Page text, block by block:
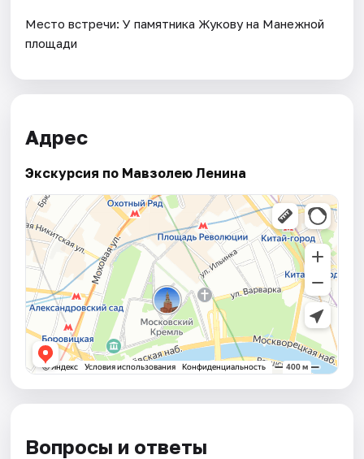
Место встречи: У памятника Жукову на Манежной
площади
Адрес
Экскурсия по Мавзолею Ленина
Вопросы и ответы